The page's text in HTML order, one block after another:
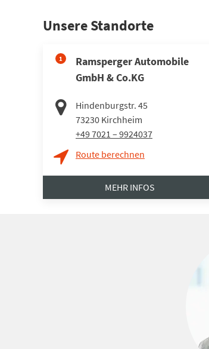
Unsere Standorte
1
Ramsperger Automobile
GmbH & Co.KG
Hindenburgstr. 45
73230 Kirchheim
+49 7021 – 9924037
Route berechnen
MEHR INFOS